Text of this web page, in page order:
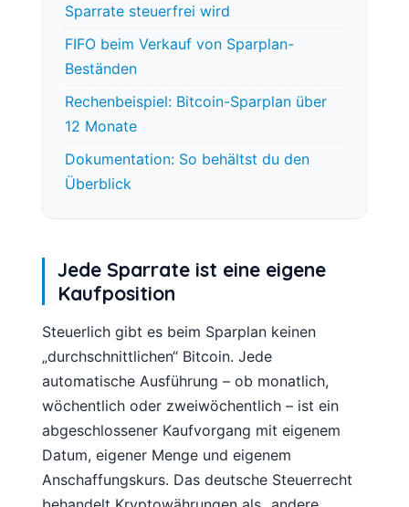
Sparrate steuerfrei wird
FIFO beim Verkauf von Sparplan-
Beständen
Rechenbeispiel: Bitcoin-Sparplan über
12 Monate
Dokumentation: So behältst du den
Überblick
Jede Sparrate ist eine eigene
Kaufposition
Steuerlich gibt es beim Sparplan keinen
„durchschnittlichen“ Bitcoin. Jede
automatische Ausführung – ob monatlich,
wöchentlich oder zweiwöchentlich – ist ein
abgeschlossener Kaufvorgang mit eigenem
Datum, eigener Menge und eigenem
Anschaffungskurs. Das deutsche Steuerrecht